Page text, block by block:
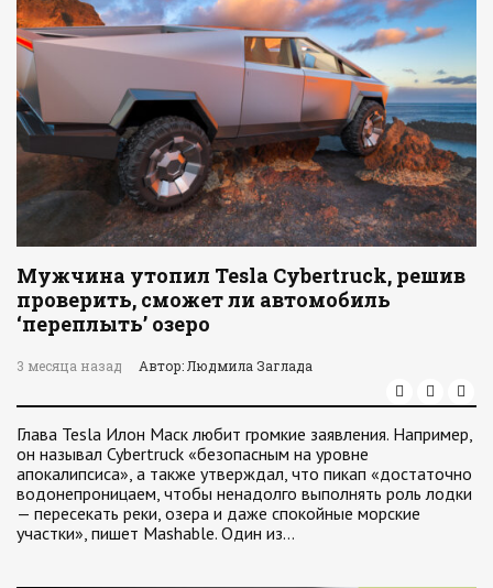
Мужчина утопил Tesla Cybertruck, решив
проверить, сможет ли автомобиль
‘переплыть’ озеро
3 месяца назад Автор: Людмила Заглада
Глава Tesla Илон Маск любит громкие заявления. Например,
он называл Cybertruck «безопасным на уровне
апокалипсиса», а также утверждал, что пикап «достаточно
водонепроницаем, чтобы ненадолго выполнять роль лодки
— пересекать реки, озера и даже спокойные морские
участки», пишет Mashable. Один из…